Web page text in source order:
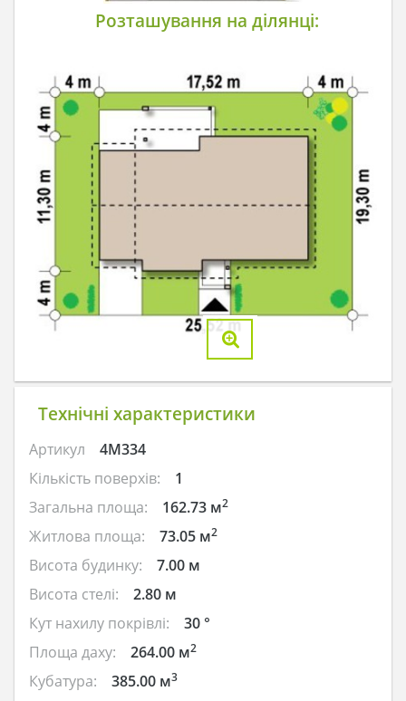
Розташування на ділянці:
Технічні характеристики
Артикул
4M334
Кількість поверхів:
1
Загальна площа:
162.73 м2
Житлова площа: 73.05 м2
Висота будинку:
7.00 м
Висота стелі:
2.80 м
Кут нахилу покрівлі:
30 °
Площа даху:
264.00 м2
Кубатура: 385.00 м3